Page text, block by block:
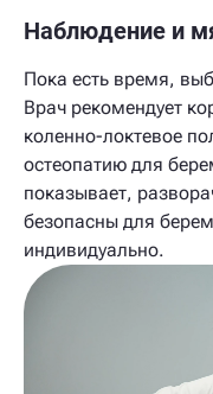
Наблюдение и
Пока есть время,
Врач рекомендует
коленно-локтевое
остеопатию для
показывает,
безопасны для
индивидуально.